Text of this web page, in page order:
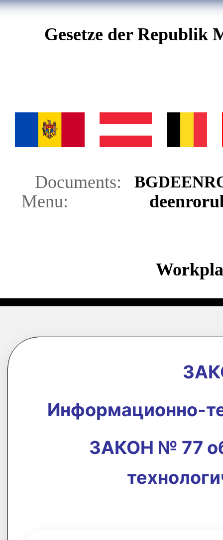
Gesetze der Republik
Documents: BGDEEN
Menu: deenroru
Информационно-
ЗАКОН № 77